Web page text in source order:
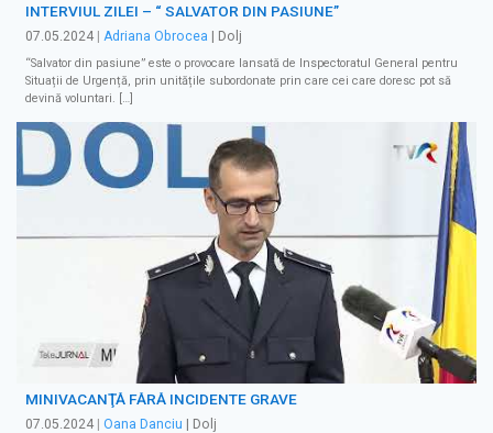
INTERVIUL ZILEI – “ SALVATOR DIN PASIUNE”
07.05.2024 Adriana Obrocea | Dolj
“Salvator din pasiune” este o provocare lansată de Inspectoratul General pentru
Situații de Urgență, prin unitățile subordonate prin care cei care doresc pot să
devină voluntari. […]
MINIVACANŢĂ FĂRĂ INCIDENTE GRAVE
07.05.2024 | Oana Danciu | Dolj